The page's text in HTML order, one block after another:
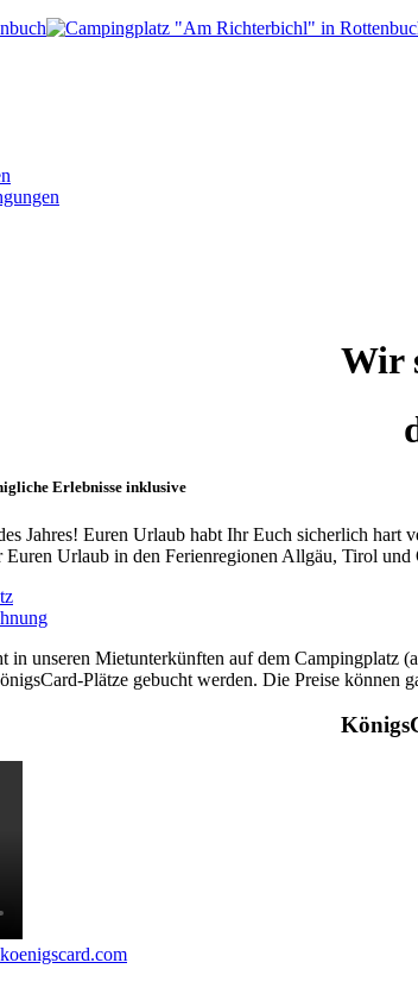
Wir
Erlebnisse inklusive
Jahres! Euren Urlaub habt Ihr Euch sicherlich
Urlaub in den Ferienregionen Allgäu, Tirol und
in unseren Mietunterkünften auf dem Campingplatz
Plätze gebucht werden. Die Preise